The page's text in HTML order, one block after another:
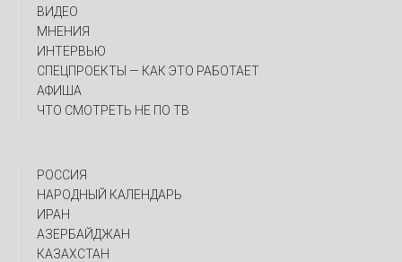
ВИДЕО
МНЕНИЯ
ИНТЕРВЬЮ
CПЕЦПРОЕКТЫ — КАК ЭТО РАБОТАЕТ
АФИША
ЧТО СМОТРЕТЬ НЕ ПО ТВ
РОССИЯ
НАРОДНЫЙ КАЛЕНДАРЬ
ИРАН
АЗЕРБАЙДЖАН
КАЗАХСТАН